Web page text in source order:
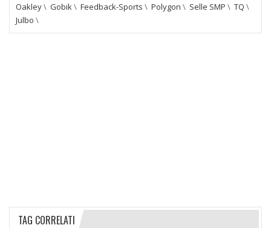
Oakley\ Gobik \ Feedback-Sports \ Polygon \ Selle SMP \ TQ \
Julbo \
TAG CORRELATI